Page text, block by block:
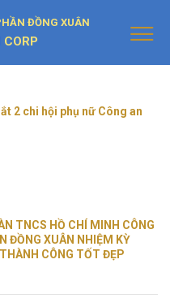
ĐỒNG XUÂN
CORP
2 chi hội phụ nữ Công an
TNCS HỒ CHÍ MINH CÔNG
ĐỒNG XUÂN NHIỆM KỲ
CÔNG TỐT ĐẸP